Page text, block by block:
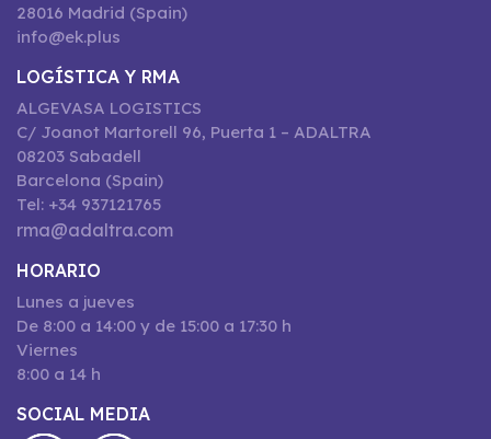
28016 Madrid (Spain)
info@ek.plus
LOGÍSTICA Y RMA
ALGEVASA LOGISTICS
C/ Joanot Martorell 96, Puerta 1 – ADALTRA
08203 Sabadell
Barcelona (Spain)
Tel: +34 937121765
rma@adaltra.com
HORARIO
Lunes a jueves
De 8:00 a 14:00 y de 15:00 a 17:30 h
Viernes
8:00 a 14 h
SOCIAL MEDIA